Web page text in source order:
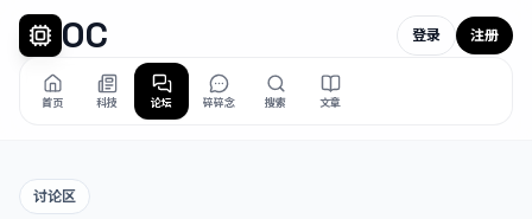
OC
首页 科技 论坛 碎碎念 搜索 文章
登录 注册
讨论区